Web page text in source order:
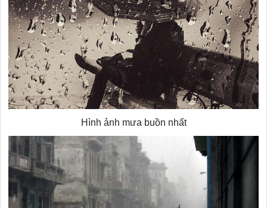
Hình ảnh mưa buồn nhất